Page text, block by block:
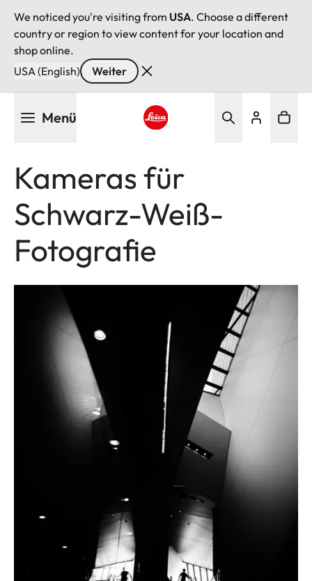
We noticed you're visiting from USA. Choose a different
country or region to view content for your location and
shop online.
USA (English)
Weiter
Menü
Kameras für
Schwarz-Weiß-
Fotografie